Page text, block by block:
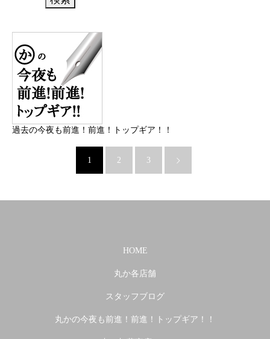
過去の今夜も前進！前進！トップギア！！
1 2 3
HOME
丸か各店舗
スタッフブログ
丸かの今夜も前進！前進！トップギア！！